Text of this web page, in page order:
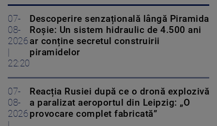
07-
08-
2026
22:20
Descoperire senzațională lângă Piramida
Roșie: Un sistem hidraulic de 4.500 ani
ar conține secretul construirii
piramidelor
07-
08-
2026
Reacția Rusiei după ce o dronă explozivă
a paralizat aeroportul din Leipzig: „O
provocare complet fabricată”